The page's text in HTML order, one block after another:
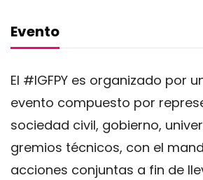
Evento
El #IGFPY es organizado por
evento compuesto por
sociedad civil, gobierno,
gremios técnicos, con el
acciones conjuntas a fin de